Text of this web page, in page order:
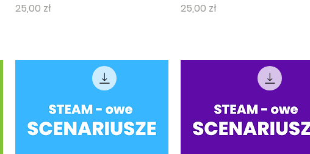
Cena
25,00 zł
Cena
25,00 zł